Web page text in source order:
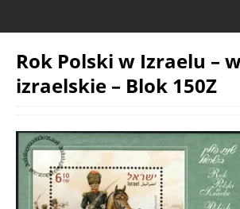
Rok Polski w Izraelu –
izraelskie – Blok 150Z